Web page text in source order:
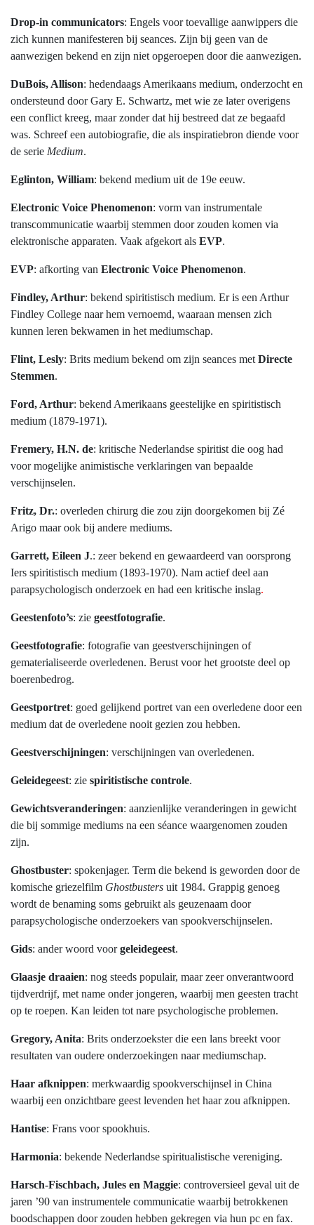
Drop-in communicators: Engels voor toevallige aanwippers die
zich kunnen manifesteren bij seances. Zijn bij geen van de
aanwezigen bekend en zijn niet opgeroepen door die aanwezigen.
DuBois, Allison: hedendaags Amerikaans medium, onderzocht en
ondersteund door Gary E. Schwartz, met wie ze later overigens
een conflict kreeg, maar zonder dat hij bestreed dat ze begaafd
was. Schreef een autobiografie, die als inspiratiebron diende voor
de serie Medium.
Eglinton, William: bekend medium uit de 19e eeuw.
Electronic Voice Phenomenon: vorm van instrumentale
transcommunicatie waarbij stemmen door zouden komen via
elektronische apparaten. Vaak afgekort als EVP.
EVP: afkorting van Electronic Voice Phenomenon.
Findley, Arthur: bekend spiritistisch medium. Er is een Arthur
Findley College naar hem vernoemd, waaraan mensen zich
kunnen leren bekwamen in het mediumschap.
Flint, Lesly: Brits medium bekend om zijn seances met Directe
Stemmen.
Ford, Arthur: bekend Amerikaans geestelijke en spiritistisch
medium (1879-1971).
Fremery, H.N. de: kritische Nederlandse spiritist die oog had
voor mogelijke animistische verklaringen van bepaalde
verschijnselen.
Fritz, Dr.: overleden chirurg die zou zijn doorgekomen bij Zé
Arigo maar ook bij andere mediums.
Garrett, Eileen J.: zeer bekend en gewaardeerd van oorsprong
Iers spiritistisch medium (1893-1970). Nam actief deel aan
parapsychologisch onderzoek en had een kritische inslag.
Geestenfoto’s: zie geestfotografie.
Geestfotografie: fotografie van geestverschijningen of
gematerialiseerde overledenen. Berust voor het grootste deel op
boerenbedrog.
Geestportret: goed gelijkend portret van een overledene door een
medium dat de overledene nooit gezien zou hebben.
Geestverschijningen: verschijningen van overledenen.
Geleidegeest: zie spiritistische controle.
Gewichtsveranderingen: aanzienlijke veranderingen in gewicht
die bij sommige mediums na een séance waargenomen zouden
zijn.
Ghostbuster: spokenjager. Term die bekend is geworden door de
komische griezelfilm Ghostbusters uit 1984. Grappig genoeg
wordt de benaming soms gebruikt als geuzenaam door
parapsychologische onderzoekers van spookverschijnselen.
Gids: ander woord voorgeleidegeest.
Glaasje draaien: nog steeds populair, maar zeer onverantwoord
tijdverdrijf, met name onder jongeren, waarbij men geesten tracht
op te roepen. Kan leiden tot nare psychologische problemen.
Gregory, Anita: Brits onderzoekster die een lans breekt voor
resultaten van oudere onderzoekingen naar mediumschap.
Haar afknippen: merkwaardig spookverschijnsel in China
waarbij een onzichtbare geest levenden het haar zou afknippen.
Hantise: Frans voor spookhuis.
Harmonia: bekende Nederlandse spiritualistische vereniging.
Harsch-Fischbach, Jules en Maggie: controversieel geval uit de
jaren ’90 van instrumentele communicatie waarbij betrokkenen
boodschappen door zouden hebben gekregen via hun pc en fax.